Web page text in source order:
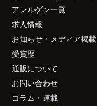
アレルゲン一覧
求人情報
お知らせ・メディア掲載
受賞歴
通販について
お問い合わせ
コラム・連載